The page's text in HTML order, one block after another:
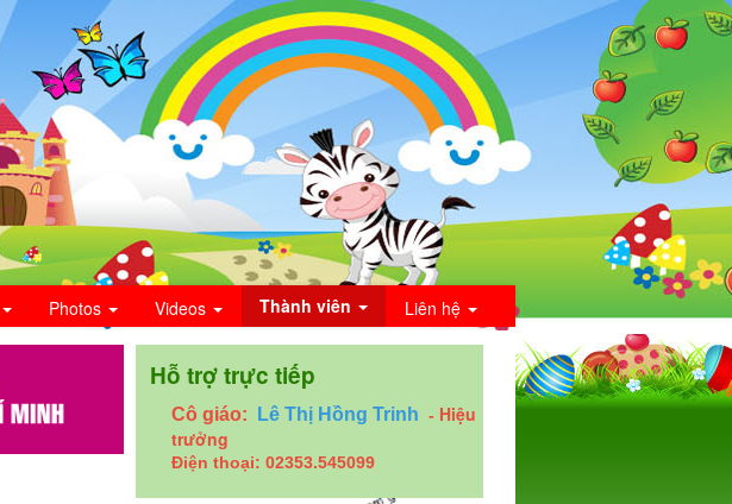
Photos Videos Thành viên Liên hệ
Hỗ trợ trực tiếp
Cô giáo: Lê Thị Hồng Trinh - Hiệu
trưởng
Điện thoại: 02353.545099